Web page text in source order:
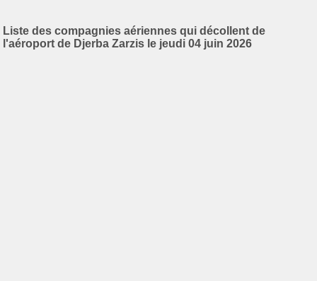
Liste des compagnies aériennes qui décollent de
l'aéroport de Djerba Zarzis le jeudi 04 juin 2026